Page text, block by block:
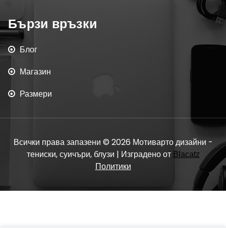
Бързи връзки
Блог
Магазин
Размери
Всички права запазени © 2026 Мотиварто дизайни -
тениски, суичъри, блузи | Изградено от Blacatz
Политики